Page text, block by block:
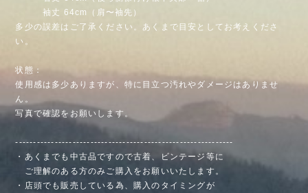
袖丈 64cm（肩〜袖先）
多少の誤差はご了承ください。あくまで目安としてお考えくださ
い。
状態：
使用感は多少ありますが、特に目立つ汚れやダメージはありませ
ん。
写真で確認をお願いします。
-------------------------------------------------------------
・あくまでも中古品ですので古着、ビンテージ等に
ご理解のある方のみご購入をお願いいたします。
・店頭でも販売している為、購入のタイミングが